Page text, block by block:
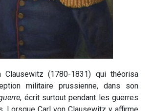
Clausewitz (1780-1831) qui théorisa
militaire prussienne, dans son
, écrit surtout pendant les guerres